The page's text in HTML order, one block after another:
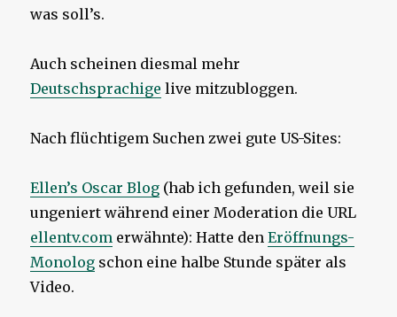
was soll’s.
Auch scheinen diesmal mehr
Deutschsprachige live mitzubloggen.
Nach flüchtigem Suchen zwei gute US-Sites:
Ellen’s Oscar Blog (hab ich gefunden, weil sie
ungeniert während einer Moderation die URL
ellentv.com erwähnte): Hatte denEröffnungs-
Monolog schon eine halbe Stunde später als
Video.